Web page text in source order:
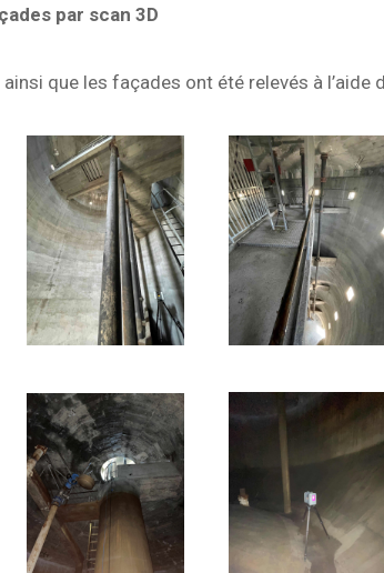
par scan 3D
que les façades ont été relevés à l’aide